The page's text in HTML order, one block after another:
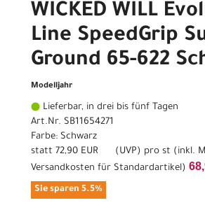
WICKED WILL
Line SpeedGrip
Ground 65-622
Modelljahr
Lieferbar, in drei bis fünf Tagen
Art.Nr. SB11654271
Farbe: Schwarz
statt 72,90 EUR ( UVP) pro st (inkl.
Versandkosten für Standardartikel)
Sie sparen 5.5%